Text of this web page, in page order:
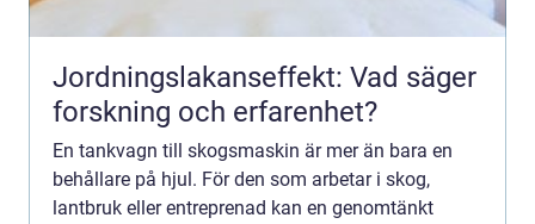
Jordningslakanseffekt: Vad säger
forskning och erfarenhet?
En tankvagn till skogsmaskin är mer än bara en
behållare på hjul. För den som arbetar i skog,
lantbruk eller entreprenad kan en genomtänkt